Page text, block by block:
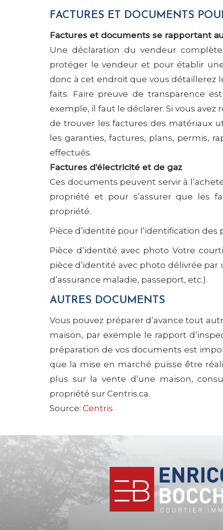
FACTURES ET DOCUMENTS
Factures et documents se rapportant
Une déclaration du vendeur
protéger le vendeur et pour établir
donc à cet endroit que vous détaillerez
faits. Faire preuve de transparence
exemple, il faut le déclarer. Si vous
de trouver les factures des matériaux
les garanties, factures, plans, permis,
effectués.
Factures d’électricité et de gaz
Ces documents peuvent servir à
propriété et pour s’assurer que les
propriété.
Pièce d’identité pour l’identification des
Pièce d’identité avec photo Votre
pièce d’identité avec photo délivrée
d’assurance maladie, passeport, etc.).
AUTRES DOCUMENTS
Vous pouvez préparer d’avance tout
maison, par exemple le rapport
préparation de vos documents est
que la mise en marché puisse être
plus sur la vente d’une maison,
propriété sur Centris.ca.
Source: Centris